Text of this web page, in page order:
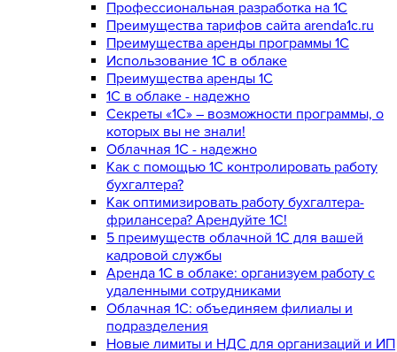
Профессиональная разработка на 1С
Преимущества тарифов сайта arenda1c.ru
Преимущества аренды программы 1С
Использование 1С в облаке
Преимущества аренды 1С
1С в облаке - надежно
Секреты «1С» – возможности программы, о
которых вы не знали!
Облачная 1С - надежно
Как с помощью 1С контролировать работу
бухгалтера?
Как оптимизировать работу бухгалтера-
фрилансера? Арендуйте 1С!
5 преимуществ облачной 1С для вашей
кадровой службы
Аренда 1С в облаке: организуем работу с
удаленными сотрудниками
Облачная 1С: объединяем филиалы и
подразделения
Новые лимиты и НДС для организаций и ИП